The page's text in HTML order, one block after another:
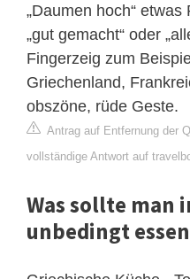
„Daumen hoch“
„gut gemacht“ oder
Fingerzeig zum
Griechenland,
obszöne, rüde Geste.
Antrag auf Entfernung der
vollständige Antwort auf
Was sollte man
unbedingt